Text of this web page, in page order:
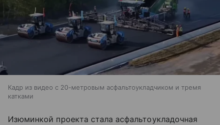
Кадр из видео с 20-метровым асфальтоукладчиком и тремя
катками
Изюминкой проекта стала асфальтоукладочная